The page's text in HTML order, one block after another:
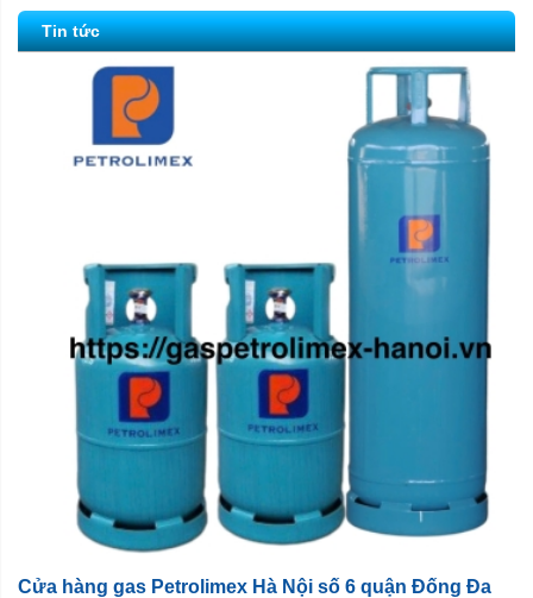
Tin tức
Cửa hàng gas Petrolimex Hà Nội số 6 quận Đống Đa